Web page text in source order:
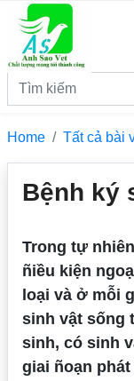
Home Tất cả bài
Bệnh ký
Trong tự
ñiều kiện
loại và ở mỗi
sinh vật sống
sinh, có sinh
giai ñoạn